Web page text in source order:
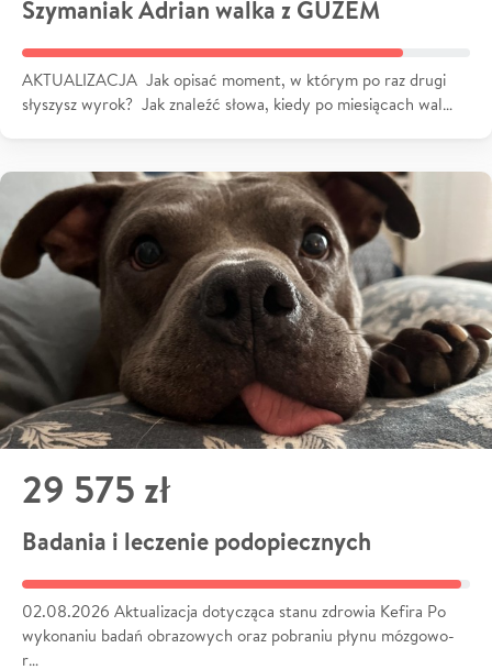
Szymaniak Adrian walka z GUZEM
AKTUALIZACJA Jak opisać moment, w którym po raz drugi
słyszysz wyrok? Jak znaleźć słowa, kiedy po miesiącach wal…
29 575 zł
Badania i leczenie podopiecznych
02.08.2026 Aktualizacja dotycząca stanu zdrowia Kefira Po
wykonaniu badań obrazowych oraz pobraniu płynu mózgowo-
r…